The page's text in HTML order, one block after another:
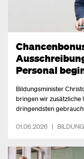
Personal
Bildungsminister
bringen wir zusätzliche
dringendsten
01.06.2026 | BILDUNG